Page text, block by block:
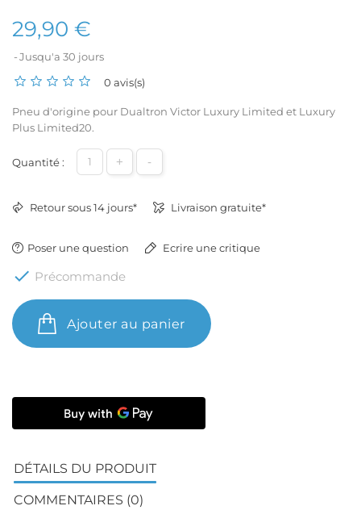
29,90 €
Jusqu'a 30 jours
0 avis(s)
Pneu d'origine pour Dualtron Victor Luxury Limited et Luxury
Plus Limited20.
Quantité : + -
Retour sous 14 jours* Livraison gratuite*
Poser une question Ecrire une critique
 Précommande
Ajouter au panier
DÉTAILS DU PRODUIT
COMMENTAIRES (0)